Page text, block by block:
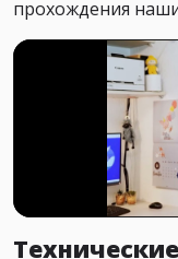
прохождения